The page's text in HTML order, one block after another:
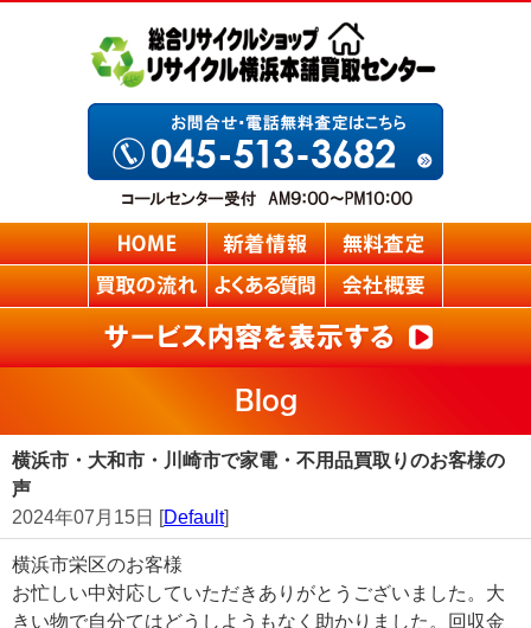
Blog
横浜市・大和市・川崎市で家電・不用品買取りのお客様の
声
2024年07月15日 [Default]
横浜市栄区のお客様
お忙しい中対応していただきありがとうございました。大
きい物で自分てはどうしようもなく助かりました。回収金